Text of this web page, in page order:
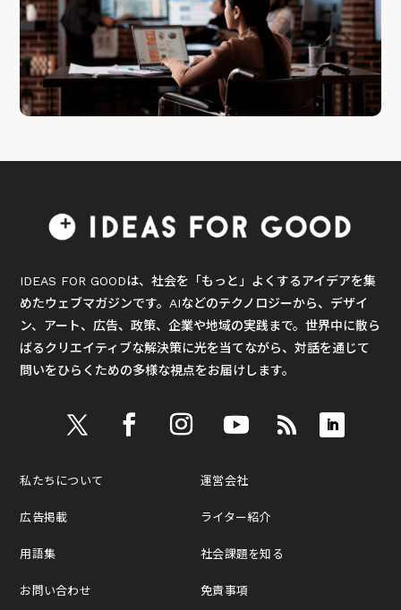
IDEAS FOR GOODは、社会を「もっと」よくするアイデアを集
めたウェブマガジンです。AIなどのテクノロジーから、デザイ
ン、アート、広告、政策、企業や地域の実践まで。世界中に散ら
ばるクリエイティブな解決策に光を当てながら、対話を通じて
問いをひらくための多様な視点をお届けします。
私たちについて
広告掲載
用語集
お問い合わせ
運営会社
ライター紹介
社会課題を知る
免責事項